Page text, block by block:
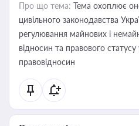
Про що тема: Тема охоплює
цивільного законодавства
регулювання майнових і
відносин та правового статусу
правовідносин